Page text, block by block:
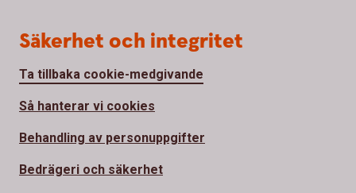
Säkerhet och integritet
Ta tillbaka cookie-medgivande
Så hanterar vi cookies
Behandling av personuppgifter
Bedrägeri och säkerhet